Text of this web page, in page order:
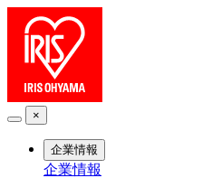
×
企業情報
企業情報